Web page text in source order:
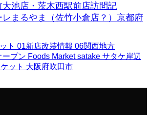
大池店・茨木西駅前店訪問記
レまるやま（佐竹小倉店？）京都府
ト 01新店改装情報 06関西地方
ープン Foods Market satake サタケ岸辺
ット 大阪府吹田市